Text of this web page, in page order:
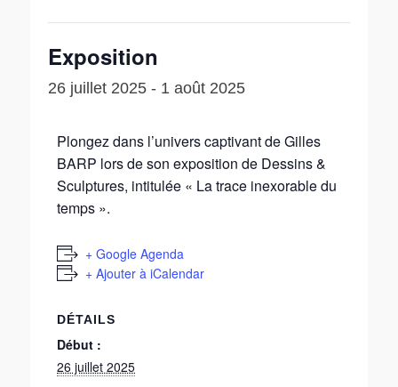
Exposition
26 juillet 2025 - 1 août 2025
Plongez dans l’univers captivant de Gilles
BARP lors de son exposition de Dessins &
Sculptures, intitulée « La trace inexorable du
temps ».
+ Google Agenda
+ Ajouter à iCalendar
DÉTAILS
Début :
26 juillet 2025